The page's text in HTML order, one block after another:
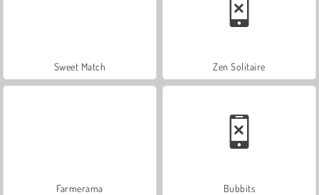
Sweet Match Zen Solitaire
Farmerama Bubbits